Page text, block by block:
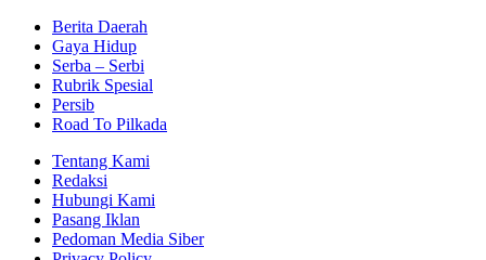
Berita Daerah
Gaya Hidup
Serba – Serbi
Rubrik Spesial
Persib
Road To Pilkada
Tentang Kami
Redaksi
Hubungi Kami
Pasang Iklan
Pedoman Media Siber